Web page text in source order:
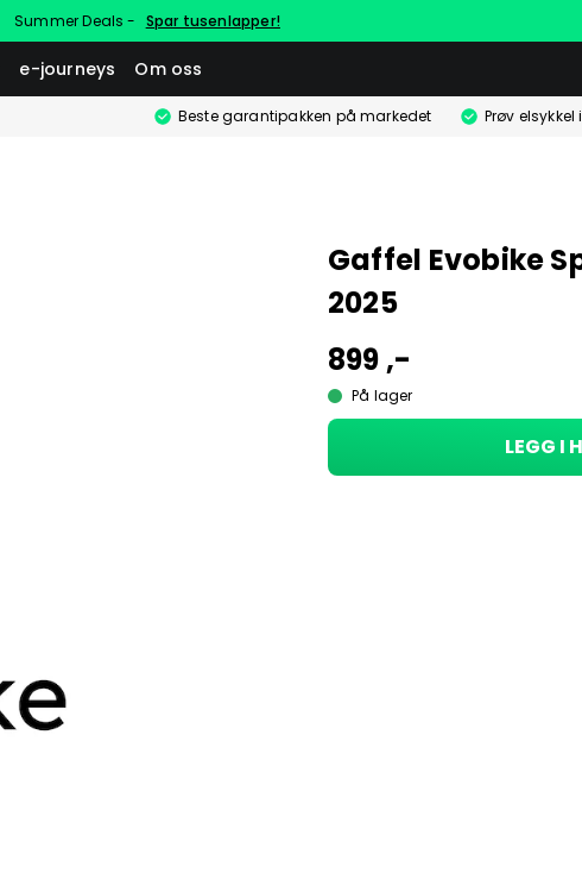
Summer Deals - Spar tusenlapper!
e-journeys Om oss
Beste garantipakken på markedet Prøv elsykkel
Gaffel Evobike
2025
899 ,-
På lager
LEGG I